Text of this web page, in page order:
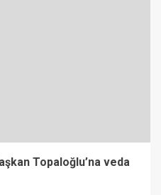
Topaloğlu’na veda